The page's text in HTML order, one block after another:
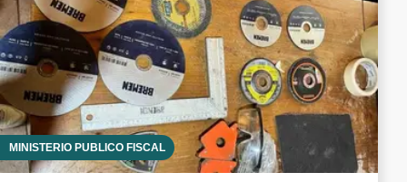
MINISTERIO PÚBLICO FISCAL